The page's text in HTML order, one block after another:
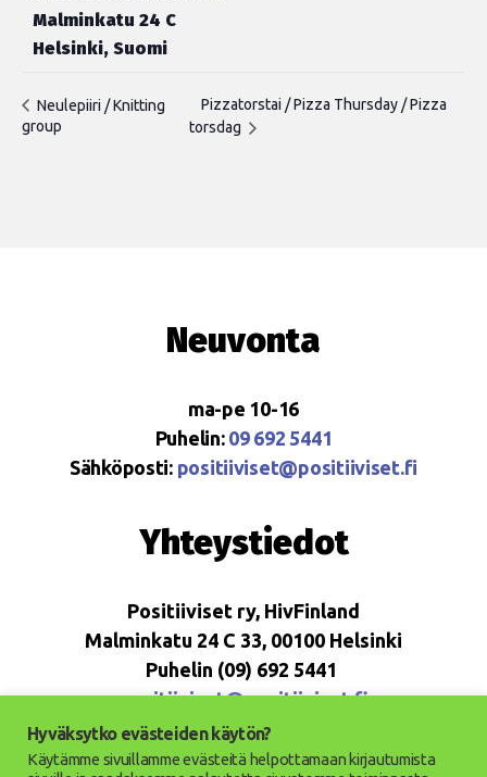
Malminkatu 24 C
Helsinki, Suomi
Neulepiiri / Knitting
group
Pizzatorstai / Pizza Thursday / Pizza
torsdag
Neuvonta
ma-pe 10-16
Puhelin: 09 692 5441
Sähköposti: positiiviset@positiiviset.fi
Yhteystiedot
Positiiviset ry, HivFinland
Malminkatu 24 C 33, 00100 Helsinki
Puhelin (09) 692 5441
positiiviset@positiiviset.fi
Hyväksytko evästeiden käytön?
Käytämme sivuillamme evästeitä helpottamaan kirjautumista